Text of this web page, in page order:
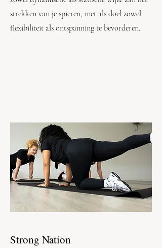
strekken van je spieren, met als doel zowel
flexibiliteit als ontspanning te bevorderen.
Strong Nation